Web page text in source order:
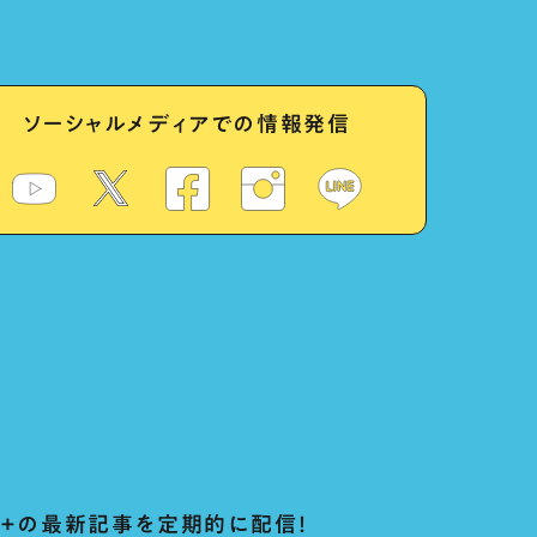
ソーシャルメディアでの情報発信
の最新記事を定期的に配信！